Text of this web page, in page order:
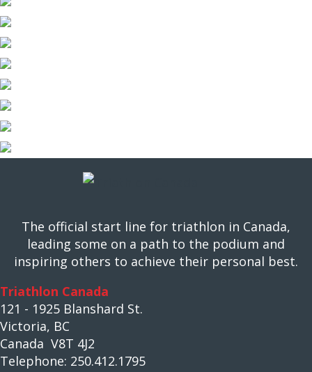
The official start line for triathlon in Canada,
leading some on a path to the podium and
inspiring others to achieve their personal best.
Triathlon Canada
121 - 1925 Blanshard St.
Victoria, BC
Canada V8T 4J2
Telephone: 250.412.1795